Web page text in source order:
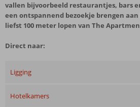
vallen bijvoorbeeld restaurantjes, bars
een ontspannend bezoekje brengen
liefst 100 meter lopen van The
Direct naar:
Ligging
Hotelkamers